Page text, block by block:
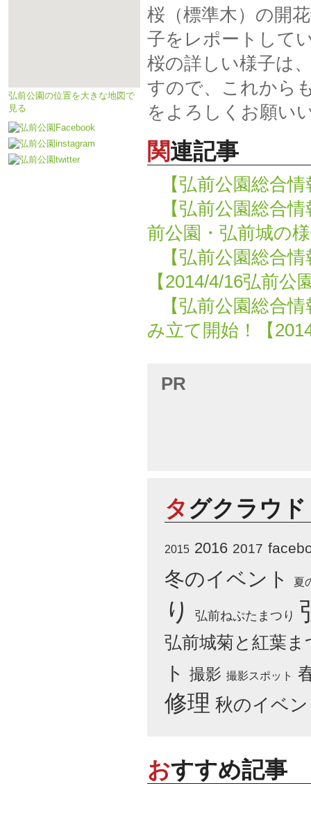
桜（標準木）の開
子をレポートして
桜の詳しい様子は
すので、これから
をよろしくお願い
関連記事
【弘前公園総合
【弘前公園総合
前公園・弘前城の
【弘前公園総合
【2014/4/16弘前
【弘前公園総合
み立て開始！【
PR
タグクラウド
2015 2016 2017
冬のイベント 夏
り 弘前ねぷたまつり
弘前城菊と紅葉ま
ト 撮影 撮影スポット
修理 秋のイベ
おすすめ記事
弘前公園の位置を大きな地図で
見る